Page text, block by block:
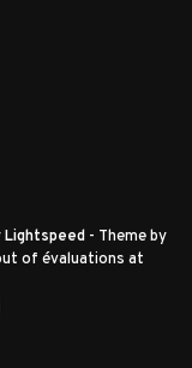
Lightspeed - Theme by
of évaluations at